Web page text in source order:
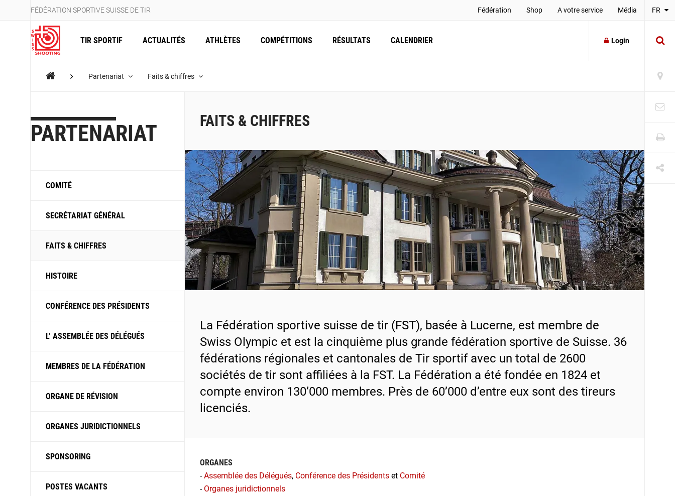
FÉDÉRATION SPORTIVE SUISSE DE TIR Fédération Shop A votre service Média FR
TIR SPORTIF ACTUALITÉS ATHLÈTES COMPÉTITIONS RÉSULTATS CALENDRIER Login
Partenariat Faits & chiffres
PARTENARIAT
COMITÉ
SECRÉTARIAT GÉNÉRAL
FAITS & CHIFFRES
HISTOIRE
CONFÉRENCE DES PRÉSIDENTS
L’ ASSEMBLÉE DES DÉLÉGUÉS
MEMBRES DE LA FÉDÉRATION
ORGANE DE RÉVISION
ORGANES JURIDICTIONNELS
SPONSORING
POSTES VACANTS
FAITS & CHIFFRES
La Fédération sportive suisse de tir (FST), basée à Lucerne, est membre de
Swiss Olympic et est la cinquième plus grande fédération sportive de Suisse. 36
fédérations régionales et cantonales de Tir sportif avec un total de 2600
sociétés de tir sont affiliées à la FST. La Fédération a été fondée en 1824 et
compte environ 130’000 membres. Près de 60’000 d’entre eux sont des tireurs
licenciés.
ORGANES
-Assemblée des Délégués, Conférence des Présidentset Comité
- Organes juridictionnels